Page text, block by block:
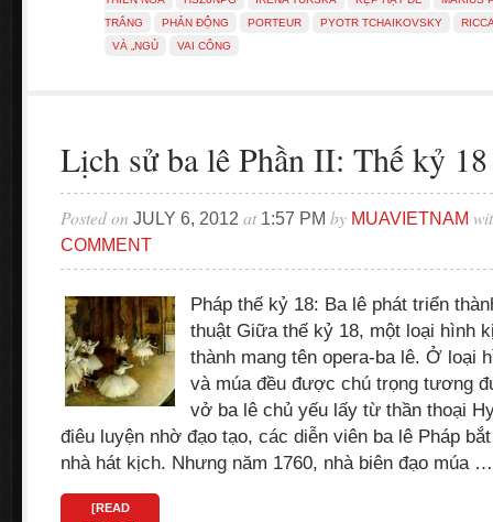
TRẮNG
PHẢN ĐỘNG PORTEUR PYOTR TCHAIKOVSKY
VÀ „NGỦ
VAI CÔNG
Lịch sử ba lê Phần II: Thế kỷ
Posted on JULY 6, 2012 at 1:57 PM by MUAVIETNAM
COMMENT
Pháp thế kỷ 18: Ba lê phát triển
thuật Giữa thế kỷ 18, một loại hình
thành mang tên opera-ba lê. Ở loại
và múa đều được chú trọng tương
vở ba lê chủ yếu lấy từ thần thoại
điêu luyện nhờ đạo tạo, các diễn viên ba lê Pháp
nhà hát kịch. Nhưng năm 1760, nhà biên đạo múa …
[READ